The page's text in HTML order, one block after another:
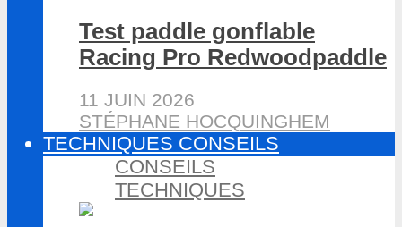
Test paddle gonflable
Racing Pro Redwoodpaddle
11 JUIN 2026
STÉPHANE HOCQUINGHEM
TECHNIQUES CONSEILS
CONSEILS
TECHNIQUES